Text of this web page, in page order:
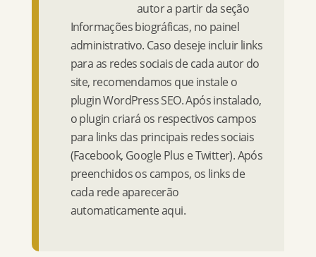
autor a partir da seção
Informações biográficas, no painel
administrativo. Caso deseje incluir links
para as redes sociais de cada autor do
site, recomendamos que instale o
plugin WordPress SEO. Após instalado,
o plugin criará os respectivos campos
para links das principais redes sociais
(Facebook, Google Plus e Twitter). Após
preenchidos os campos, os links de
cada rede aparecerão
automaticamente aqui.